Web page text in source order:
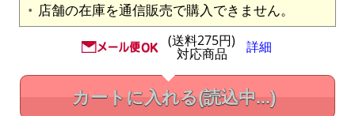
店舗の在庫を通信販売で購入できません。
(送料275円)
対応商品 詳細
カートに入れる(読込中...)